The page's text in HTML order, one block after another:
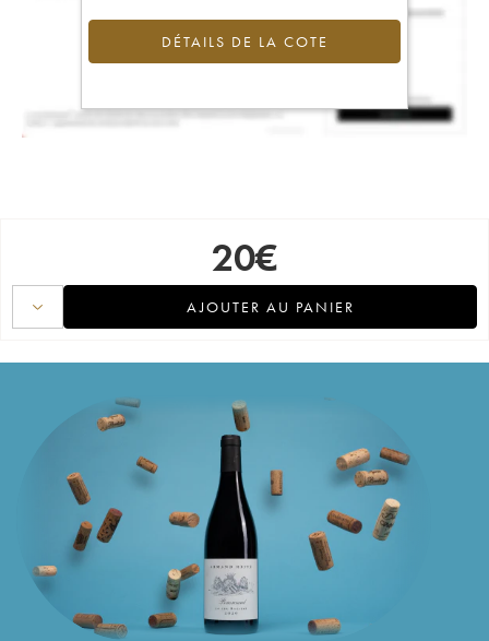
DÉTAILS DE LA COTE
20€
AJOUTER AU PANIER